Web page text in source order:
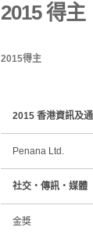
2015 得主
2015得主
2015 香港資訊及
Penana Ltd.
社交‧傳訊‧媒體
金獎